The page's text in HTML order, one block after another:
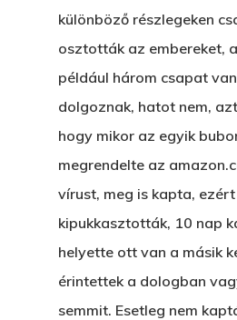
különböző részlegeken
osztották az embereket,
például három csapat
dolgoznak, hatot nem,
hogy mikor az egyik
megrendelte az
vírust, meg is kapta,
kipukkasztották, 10 nap
helyette ott van a másik
érintettek a dologban
semmit. Esetleg nem